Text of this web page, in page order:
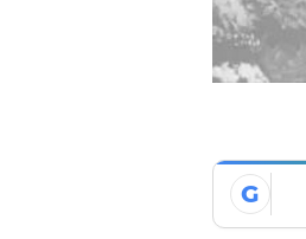
G